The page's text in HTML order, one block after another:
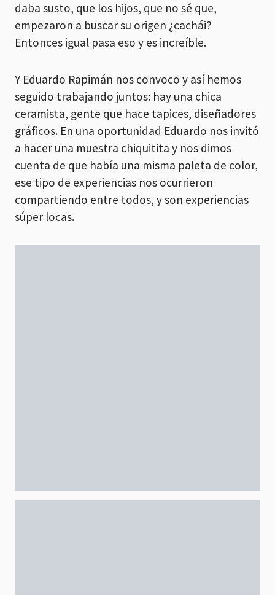
daba susto, que los hijos, que no sé que,
empezaron a buscar su origen ¿cachái?
Entonces igual pasa eso y es increíble.
Y Eduardo Rapimán nos convoco y así hemos
seguido trabajando juntos: hay una chica
ceramista, gente que hace tapices, diseñadores
gráficos. En una oportunidad Eduardo nos invitó
a hacer una muestra chiquitita y nos dimos
cuenta de que había una misma paleta de color,
ese tipo de experiencias nos ocurrieron
compartiendo entre todos, y son experiencias
súper locas.